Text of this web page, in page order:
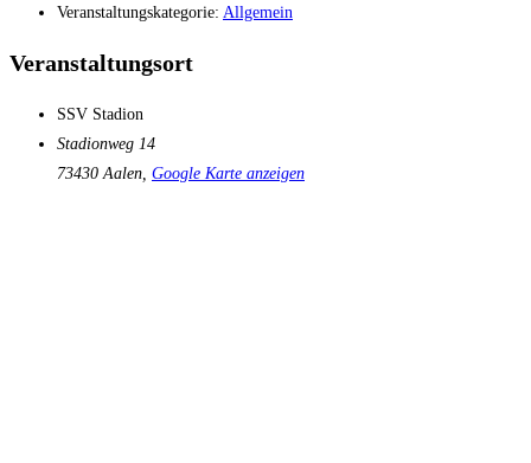
Veranstaltungskategorie: Allgemein
Veranstaltungsort
SSV Stadion
Stadionweg 14
73430 Aalen Google Karte anzeigen